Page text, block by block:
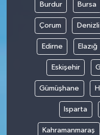
Burdur Bursa
Çorum Denizli
Edirne Elazığ
Eskişehir
Gümüşhane
Isparta
Kahramanmaraş